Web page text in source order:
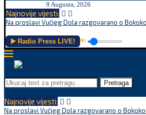
9 Augusta, 2026
Najnovije vijesti:
Na proslavi Vučjeg Dola razgovarano o
▶️ Radio Press LIVE! 🔊
Pretraga
Najnovije vijesti:
Na proslavi Vučjeg Dola razgovarano o